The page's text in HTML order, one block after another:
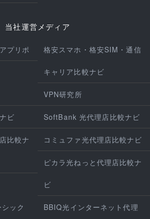
当社運営メディア
プリポ 格安スマホ・格安SIM・通信
キャリア比較ナビ
VPN研究所
ビ SoftBank 光代理店比較ナビ
比較ナ コミュファ光代理店比較ナビ
ピカラ光ねっと代理店比較ナ
ビ
ック BBIQ光インターネット代理